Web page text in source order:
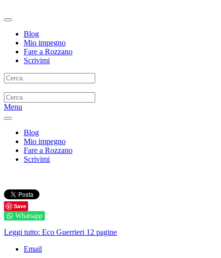
Blog
Mio impegno
Fare a Rozzano
Scrivimi
Menu
Blog
Mio impegno
Fare a Rozzano
Scrivimi
Save
Whatsapp
Leggi tutto: Eco Guerrieri 12 pagine
Email